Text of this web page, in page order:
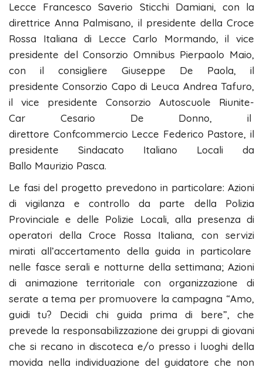
Lecce Francesco Saverio Sticchi Damiani, con la
direttrice Anna Palmisano, il presidente della Croce
Rossa Italiana di Lecce Carlo Mormando, il vice
presidente del Consorzio Omnibus Pierpaolo Maio,
con il consigliere Giuseppe De Paola, il
presidente Consorzio Capo di Leuca Andrea Tafuro,
il vice presidente Consorzio Autoscuole Riunite-
Car Cesario De Donno, il
direttore Confcommercio Lecce Federico Pastore, il
presidente Sindacato Italiano Locali da
Ballo Maurizio Pasca.
Le fasi del progetto prevedono in particolare: Azioni
di vigilanza e controllo da parte della Polizia
Provinciale e delle Polizie Locali, alla presenza di
operatori della Croce Rossa Italiana, con servizi
mirati all’accertamento della guida in particolare
nelle fasce serali e notturne della settimana; Azioni
di animazione territoriale con organizzazione di
serate a tema per promuovere la campagna “Amo,
guidi tu? Decidi chi guida prima di bere”, che
prevede la responsabilizzazione dei gruppi di giovani
che si recano in discoteca e/o presso i luoghi della
movida nella individuazione del guidatore che non